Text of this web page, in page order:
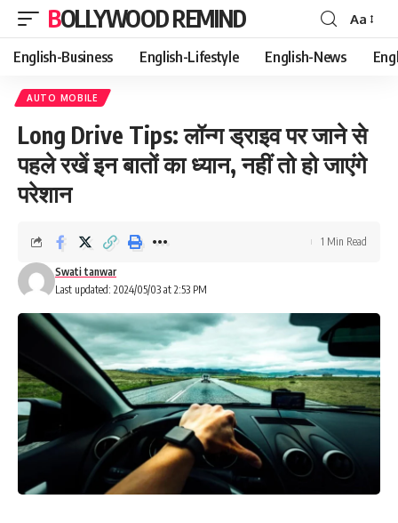
BOLLYWOOD REMIND
Font
Resizer
Aa
English-Business English-Lifestyle English-News
AUTO MOBILE
Long Drive Tips: लॉन्ग ड्राइव पर जाने से
पहले रखें इन बातों का ध्यान, नहीं तो हो जाएंगे
परेशान
Last updated: 2024/05/03 at 2:53 PM
Swati tanwar
1 Min Read